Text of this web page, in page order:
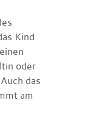
Kind
oder
das
am